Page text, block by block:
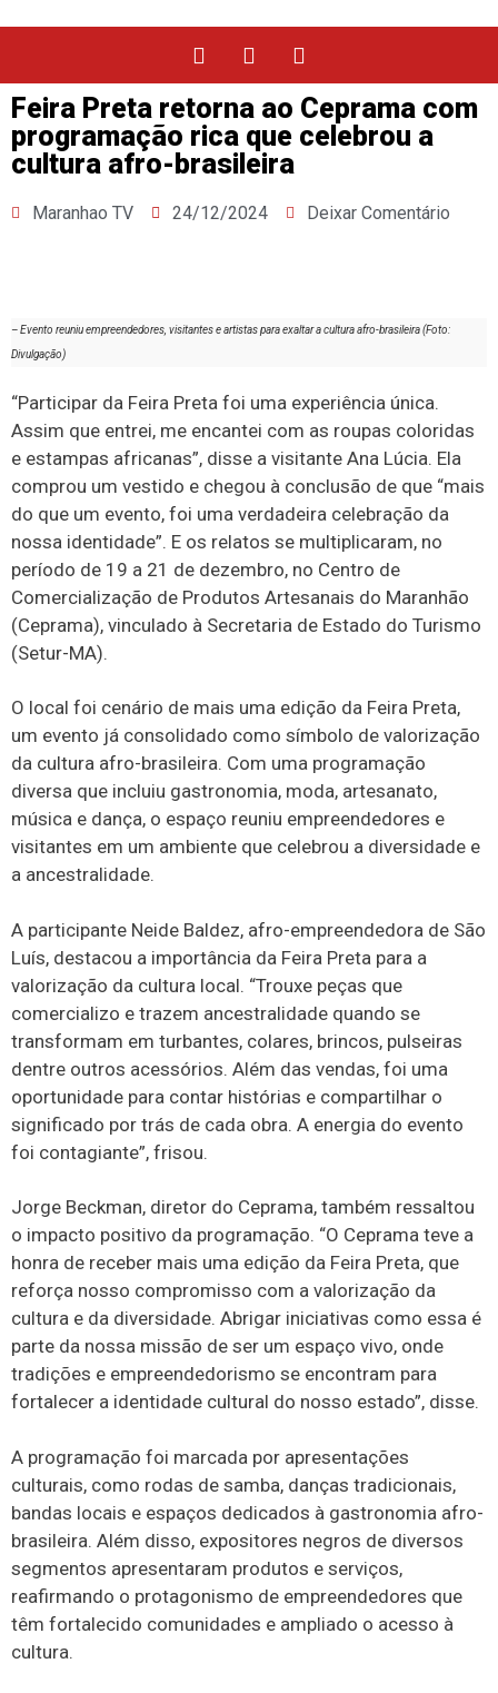
Feira Preta retorna ao Ceprama com
programação rica que celebrou a
cultura afro-brasileira
Maranhao TV 24/12/2024 Deixar Comentário
– Evento reuniu empreendedores, visitantes e artistas para exaltar a cultura afro-brasileira (Foto:
Divulgação)
“Participar da Feira Preta foi uma experiência única.
Assim que entrei, me encantei com as roupas coloridas
e estampas africanas”, disse a visitante Ana Lúcia. Ela
comprou um vestido e chegou à conclusão de que “mais
do que um evento, foi uma verdadeira celebração da
nossa identidade”. E os relatos se multiplicaram, no
período de 19 a 21 de dezembro, no Centro de
Comercialização de Produtos Artesanais do Maranhão
(Ceprama), vinculado à Secretaria de Estado do Turismo
(Setur-MA).
O local foi cenário de mais uma edição da Feira Preta,
um evento já consolidado como símbolo de valorização
da cultura afro-brasileira. Com uma programação
diversa que incluiu gastronomia, moda, artesanato,
música e dança, o espaço reuniu empreendedores e
visitantes em um ambiente que celebrou a diversidade e
a ancestralidade.
A participante Neide Baldez, afro-empreendedora de São
Luís, destacou a importância da Feira Preta para a
valorização da cultura local. “Trouxe peças que
comercializo e trazem ancestralidade quando se
transformam em turbantes, colares, brincos, pulseiras
dentre outros acessórios. Além das vendas, foi uma
oportunidade para contar histórias e compartilhar o
significado por trás de cada obra. A energia do evento
foi contagiante”, frisou.
Jorge Beckman, diretor do Ceprama, também ressaltou
o impacto positivo da programação. “O Ceprama teve a
honra de receber mais uma edição da Feira Preta, que
reforça nosso compromisso com a valorização da
cultura e da diversidade. Abrigar iniciativas como essa é
parte da nossa missão de ser um espaço vivo, onde
tradições e empreendedorismo se encontram para
fortalecer a identidade cultural do nosso estado”, disse.
A programação foi marcada por apresentações
culturais, como rodas de samba, danças tradicionais,
bandas locais e espaços dedicados à gastronomia afro-
brasileira. Além disso, expositores negros de diversos
segmentos apresentaram produtos e serviços,
reafirmando o protagonismo de empreendedores que
têm fortalecido comunidades e ampliado o acesso à
cultura.